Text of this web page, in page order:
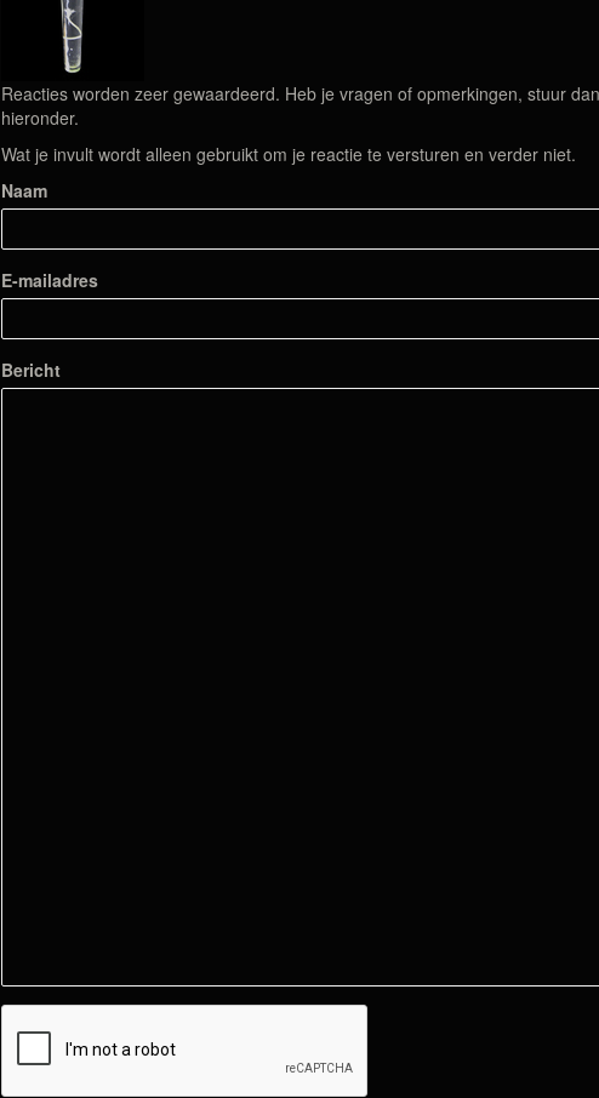
Reacties worden zeer gewaardeerd. Heb je vragen of opmerkingen, stuur
hieronder.
Wat je invult wordt alleen gebruikt om je reactie te versturen en verder niet.
Naam
E-mailadres
Bericht